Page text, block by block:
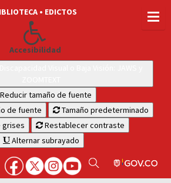
• EDICTOS
Accesibilidad
Reducir tamaño de fuente
de fuente
Tamaño predeterminado
grises
Restablecer contraste
Alternar subrayado